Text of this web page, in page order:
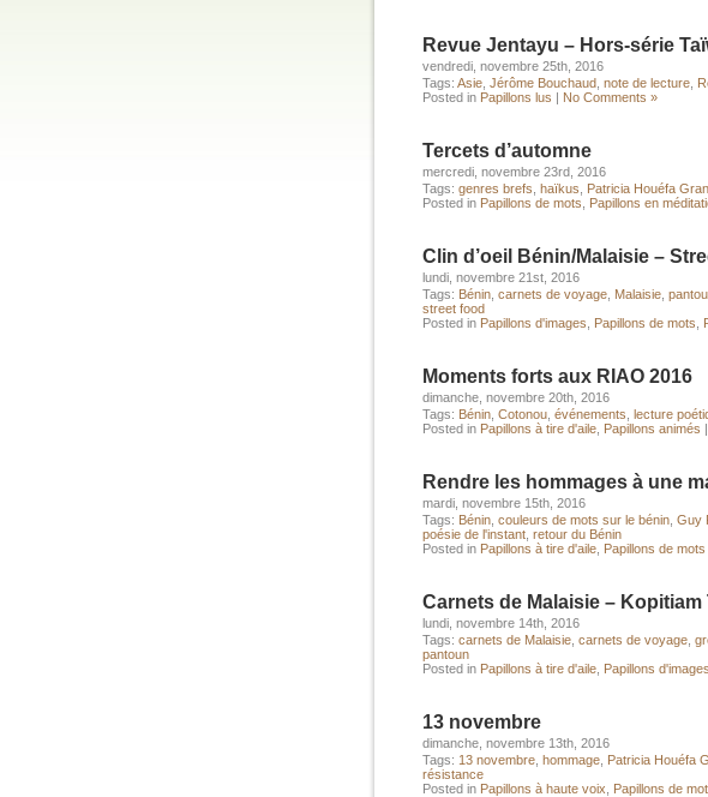
Revue Jentayu – Hors-série
vendredi, novembre 25th, 2016
Tags: Asie Jérôme Bouchaud note de lecture
Posted in Papillons lus | No Comments »
Tercets d’automne
mercredi, novembre 23rd, 2016
Tags: genres brefs haïkus Patricia Houéfa
Posted in Papillons de mots Papillons en
Clin d’oeil Bénin/Malaisie –
lundi, novembre 21st, 2016
Tags: Bénin carnets de voyage Malaisie
street food
Posted in Papillons d'images Papillons de mots
Moments forts aux RIAO 2016
dimanche, novembre 20th, 2016
Tags: Bénin Cotonou événements lecture
Posted in Papillons à tire d'aile Papillons animés |
Rendre les hommages à une
mardi, novembre 15th, 2016
Tags: Bénin couleurs de mots sur le bénin Guy
poésie de l'instant retour du Bénin
Posted in Papillons à tire d'aile Papillons de mots
Carnets de Malaisie – Kopitiam
lundi, novembre 14th, 2016
Tags: carnets de Malaisie carnets de voyage
pantoun
Posted in Papillons à tire d'aile Papillons d'images
13 novembre
dimanche, novembre 13th, 2016
Tags: 13 novembre hommage Patricia Houéfa
résistance
Posted in Papillons à haute voix Papillons de